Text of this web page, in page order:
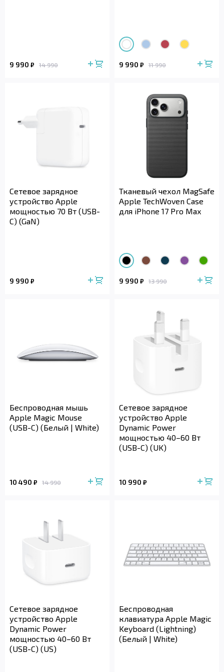
9 990 ₽ 14 990 9 990 ₽ 11 990
Сетевое зарядное
устройство Apple
мощностью 70 Вт (USB-
C) (GaN)
9 990 ₽
Тканевый чехол MagSafe
Apple TechWoven Case
для iPhone 17 Pro Max
9 990 ₽ 13 990
Беспроводная мышь
Apple Magic Mouse
(USB-C) (Белый | White)
10 490 ₽ 14 990
Сетевое зарядное
устройство Apple
Dynamic Power
мощностью 40–60 Вт
(USB-C) (UK)
10 990 ₽
Сетевое зарядное
устройство Apple
Dynamic Power
мощностью 40–60 Вт
(USB-C) (US)
Беспроводная
клавиатура Apple Magic
Keyboard (Lightning)
(Белый | White)